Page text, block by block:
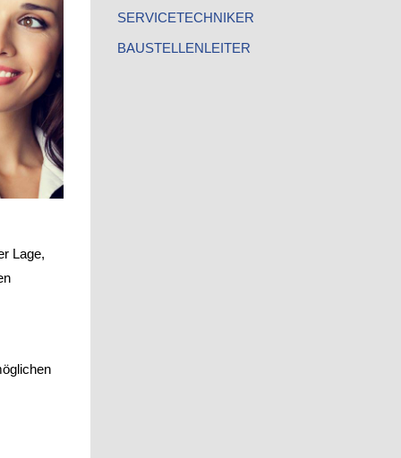
Lage,
SERVICETECHNIKER
BAUSTELLENLEITER